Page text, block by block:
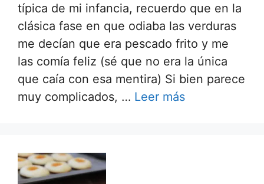
típica de mi infancia, recuerdo que en la
clásica fase en que odiaba las verduras
me decían que era pescado frito y me
las comía feliz (sé que no era la única
que caía con esa mentira) Si bien parece
muy complicados, … Leer más